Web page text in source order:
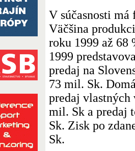
V súčasnosti má
Väčšina
roku 1999 až 68
1999
predaj na
73 mil. Sk.
predaj vlastných
mil. Sk a predaj
Sk. Zisk po
Sk.